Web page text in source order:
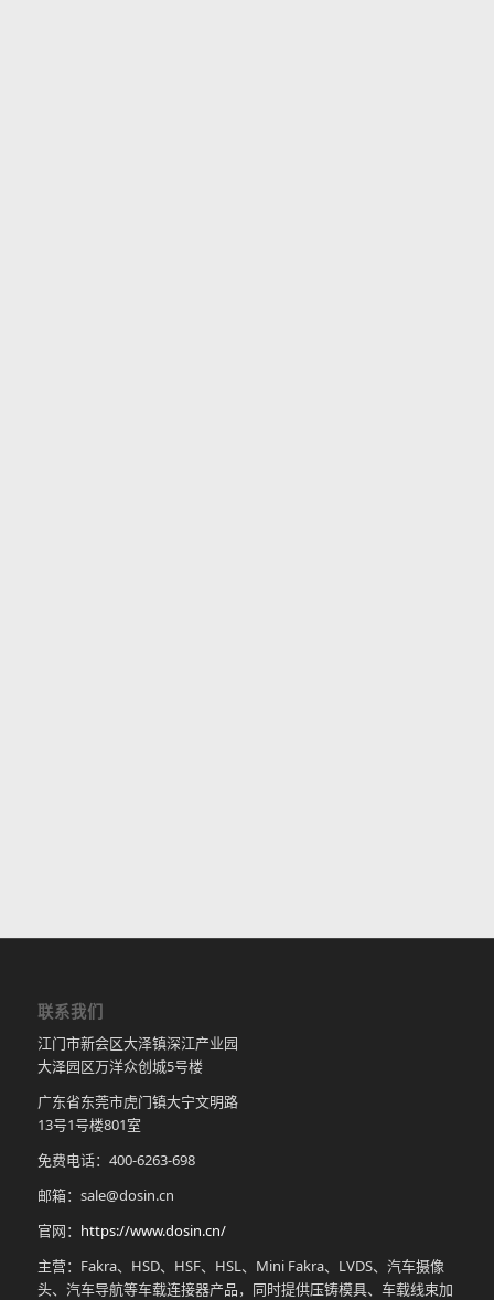
联系我们
江门市新会区大泽镇深江产业园
大泽园区万洋众创城5号楼
广东省东莞市虎门镇大宁文明路
13号1号楼801室
免费电话：400-6263-698
邮箱：sale@dosin.cn
官网： https://www.dosin.cn/
主营：Fakra、HSD、HSF、HSL、Mini Fakra、LVDS、汽车摄像
头、汽车导航等车载连接器产品，同时提供压铸模具、车载线束加